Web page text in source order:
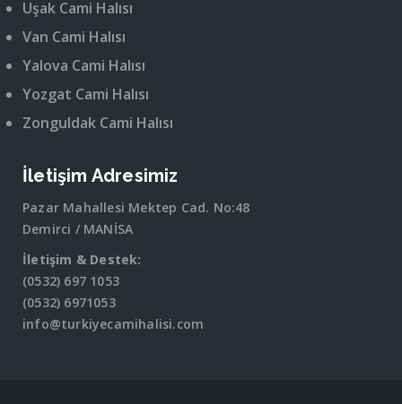
Uşak Cami Halısı
Van Cami Halısı
Yalova Cami Halısı
Yozgat Cami Halısı
Zonguldak Cami Halısı
İletişim Adresimiz
Pazar Mahallesi Mektep Cad. No:48
Demirci / MANİSA
İletişim & Destek:
(0532) 697 1053
(0532) 6971053
info@turkiyecamihalisi.com